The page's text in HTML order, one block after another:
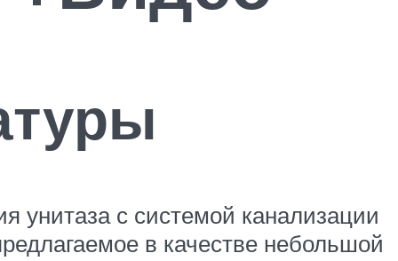
унитаза с системой канализации
в качестве небольшой